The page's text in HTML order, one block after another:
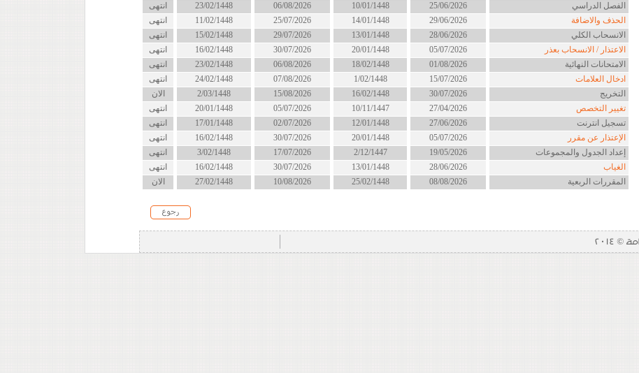
الفصل الدراسي
الحذف والاضافة
الانسحاب الكلي
الاعتذار / الانسحاب بعذر
الامتحانات النهائية
ادخال العلامات
التخريج
تغيير التخصص
تسجيل انترنت
الإعتذار عن مقرر
إعداد الجدول والمجموعات
الغياب
المقررات الربعية
25/06/2026
29/06/2026
28/06/2026
05/07/2026
01/08/2026
15/07/2026
30/07/2026
27/04/2026
27/06/2026
05/07/2026
19/05/2026
28/06/2026
08/08/2026
10/01/1448
14/01/1448
13/01/1448
20/01/1448
18/02/1448
1/02/1448
16/02/1448
10/11/1447
12/01/1448
20/01/1448
2/12/1447
13/01/1448
25/02/1448
06/08/2026
25/07/2026
29/07/2026
30/07/2026
06/08/2026
07/08/2026
15/08/2026
05/07/2026
02/07/2026
30/07/2026
17/07/2026
30/07/2026
10/08/2026
23/02/1448
11/02/1448
15/02/1448
16/02/1448
23/02/1448
24/02/1448
2/03/1448
20/01/1448
17/01/1448
16/02/1448
3/02/1448
16/02/1448
27/02/1448
انتهى
انتهى
انتهى
انتهى
انتهى
انتهى
الان
انتهى
انتهى
انتهى
انتهى
انتهى
الان